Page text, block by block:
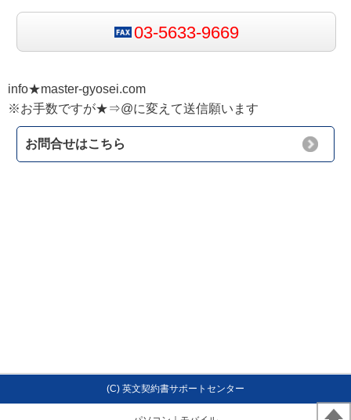
03-5633-9669
info★master-gyosei.com
※お手数ですが★⇒@に変えて送信願います
お問合せはこちら
(C) 英文契約書サポートセンター